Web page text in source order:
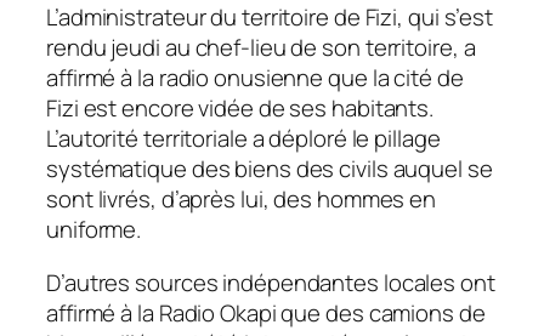
L’administrateur du territoire de Fizi, qui s’est
rendu jeudi au chef-lieu de son territoire, a
affirmé à la radio onusienne que la cité de
Fizi est encore vidée de ses habitants.
L’autorité territoriale a déploré le pillage
systématique des biens des civils auquel se
sont livrés, d’après lui, des hommes en
uniforme.
D’autres sources indépendantes locales ont
affirmé à la Radio Okapi que des camions de